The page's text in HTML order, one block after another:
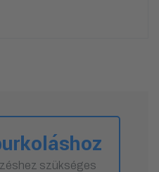
szükséges